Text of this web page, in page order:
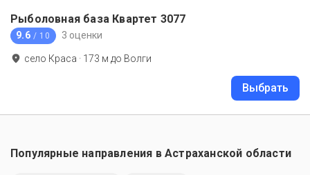
Рыболовная база Квартет 3077
9.6 / 10 3 оценки
село Краса · 173 м до Волги
Выбрать
Популярные направления в Астраханской области